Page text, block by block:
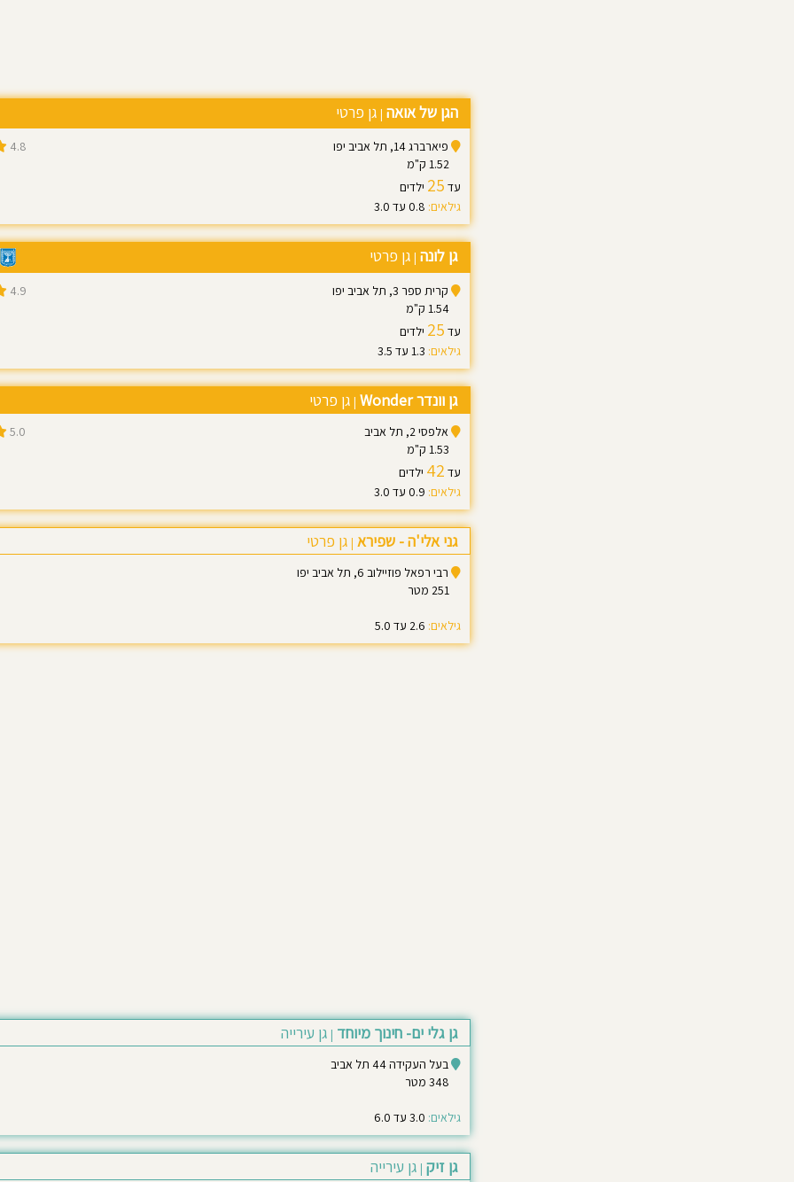
הגן של אואה | גן פרטי
4.8
פיארברג 14, תל אביב יפו
1.52 ק"מ
עד 25 ילדים
גילאים: 0.8 עד 3.0
גן לונה | גן פרטי
4.9
קרית ספר 3, תל אביב יפו
1.54 ק"מ
עד 25 ילדים
גילאים: 1.3 עד 3.5
גן וונדר Wonder | גן פרטי
5.0
אלפסי 2, תל אביב
1.53 ק"מ
עד 42 ילדים
גילאים: 0.9 עד 3.0
גני אלי'ה - שפירא | גן פרטי
רבי רפאל פוזיילוב 6, תל אביב יפו
251 מטר
גילאים: 2.6 עד 5.0
גן גלי ים- חינוך מיוחד | גן עירייה
בעל העקידה 44 תל אביב
348 מטר
גילאים: 3.0 עד 6.0
גן זיק | גן עירייה